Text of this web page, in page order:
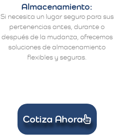
Almacenamiento:
Si necesita un lugar seguro para sus
pertenencias antes, durante o
después de la mudanza, ofrecemos
soluciones de almacenamiento
flexibles y seguras.
Cotiza Ahora